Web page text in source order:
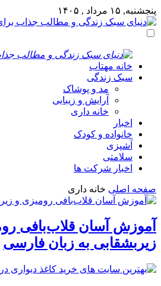
پنجشنبه, ۱۵ مرداد , ۱۴۰۵
خانه مهتاب
سبک زندگی
مد و پوشاک
آرایش و زیبایی
خانه داری
اخبار
خانواده و کودک
آشپزی
سلامتی
اخبار شرکت ها
صفحه اصلی خانه داری
آموزش آسان قلاب‌بافی
زیربشقابی به زبان فارسی